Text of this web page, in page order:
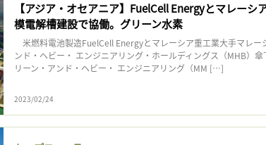
【アジア・オセアニア】FuelCell Energyとマレーシ
模電解槽建設で協働。グリーン水素
米燃料電池製造FuelCell Energyとマレーシア重工業大手マレー
ンド・ヘビー・ エンジニアリング・ホールディングス（MHB）
リーン・アンド・ヘビー・ エンジニアリング（MM […]
2023/02/24